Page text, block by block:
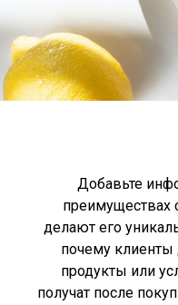
Добавьте
преимуществах
делают его
почему
продукты или
получат после